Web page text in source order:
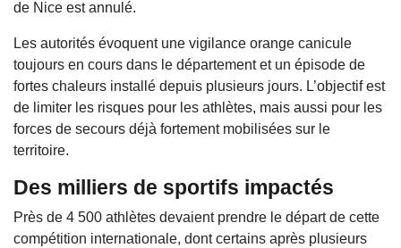
de Nice est annulé.
Les autorités évoquent une vigilance orange canicule
toujours en cours dans le département et un épisode de
fortes chaleurs installé depuis plusieurs jours. L’objectif est
de limiter les risques pour les athlètes, mais aussi pour les
forces de secours déjà fortement mobilisées sur le
territoire.
Des milliers de sportifs impactés
Près de 4 500 athlètes devaient prendre le départ de cette
compétition internationale, dont certains après plusieurs